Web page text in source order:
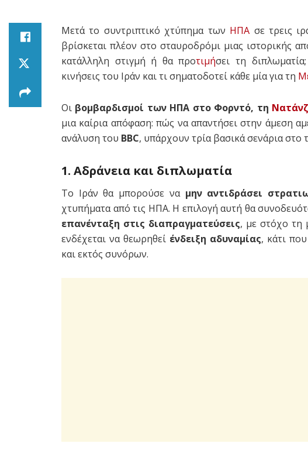
Μετά το συντριπτικό χτύπημα των ΗΠΑ σε τρεις
βρίσκεται πλέον στο σταυροδρόμι μιας ιστορικής
κατάλληλη στιγμή ή θα προτιμήσει τη
κινήσεις του Ιράν και τι σηματοδοτεί κάθε μία για τη
Οι βομβαρδισμοί των ΗΠΑ στο Φορντό, τη Νατάνζ
μια καίρια απόφαση: πώς να απαντήσει στην άμεση
ανάλυση του BBC, υπάρχουν τρία βασικά σενάρια στο
1. Αδράνεια και διπλωματία
Το Ιράν θα μπορούσε να μην αντιδράσει
χτυπήματα από τις ΗΠΑ. Η επιλογή αυτή θα
επανένταξη στις διαπραγματεύσεις, με στόχο τη
ενδέχεται να θεωρηθεί ένδειξη αδυναμίας, κάτι
και εκτός συνόρων.